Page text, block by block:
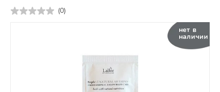
(0)
нет в
наличии